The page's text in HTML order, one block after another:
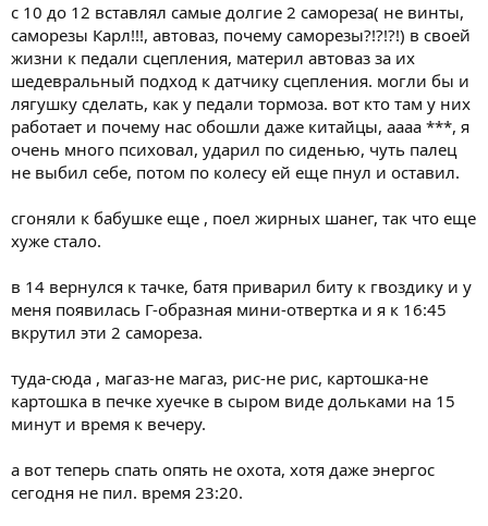
с 10 до 12 вставлял самые долгие 2 самореза( не винты,
саморезы Карл!!!, автоваз, почему саморезы?!?!?!) в своей
жизни к педали сцепления, материл автоваз за их
шедевральный подход к датчику сцепления. могли бы и
лягушку сделать, как у педали тормоза. вот кто там у них
работает и почему нас обошли даже китайцы, аааа ***, я
очень много психовал, ударил по сиденью, чуть палец
не выбил себе, потом по колесу ей еще пнул и оставил.
сгоняли к бабушке еще , поел жирных шанег, так что еще
хуже стало.
в 14 вернулся к тачке, батя приварил биту к гвоздику и у
меня появилась Г-образная мини-отвертка и я к 16:45
вкрутил эти 2 самореза.
туда-сюда , магаз-не магаз, рис-не рис, картошка-не
картошка в печке хуечке в сыром виде дольками на 15
минут и время к вечеру.
а вот теперь спать опять не охота, хотя даже энергос
сегодня не пил. время 23:20.